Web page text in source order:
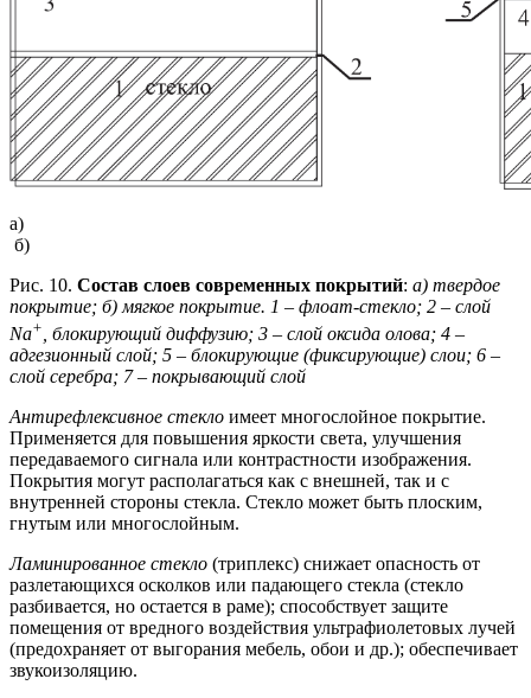
а)
б)
Рис. 10. Состав слоев современных покрытий: а) твердое
покрытие; б) мягкое покрытие. 1 – флоат-стекло; 2 – слой
Na+ , блокирующий диффузию; 3 – слой оксида олова; 4 –
адгезионный слой; 5 – блокирующие (фиксирующие) слои; 6 –
слой серебра; 7 – покрывающий слой
Антирефлексивное стекло имеет многослойное покрытие.
Применяется для повышения яркости света, улучшения
передаваемого сигнала или контрастности изображения.
Покрытия могут располагаться как с внешней, так и с
внутренней стороны стекла. Стекло может быть плоским,
гнутым или многослойным.
Ламинированное стекло (триплекс) снижает опасность от
разлетающихся осколков или падающего стекла (стекло
разбивается, но остается в раме); способствует защите
помещения от вредного воздействия ультрафиолетовых лучей
(предохраняет от выгорания мебель, обои и др.); обеспечивает
звукоизоляцию.